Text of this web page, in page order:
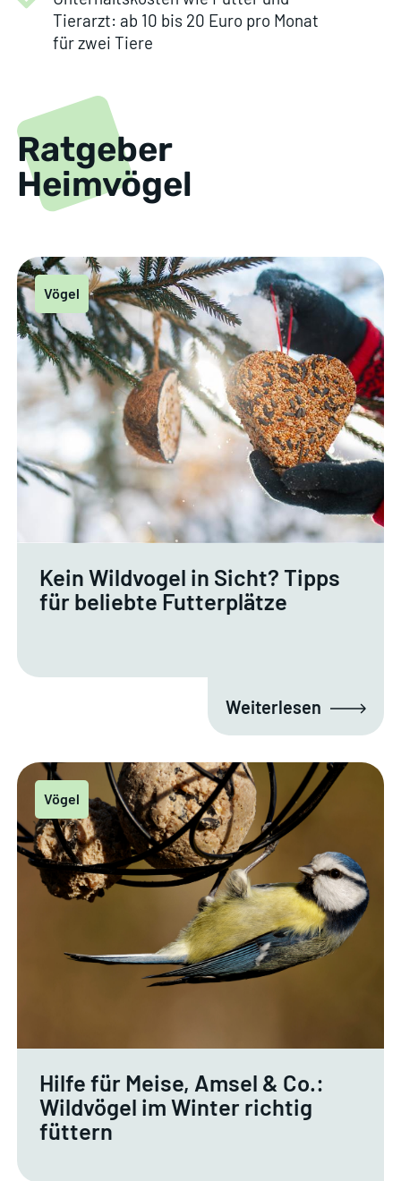
Tierarzt: ab 10 bis 20 Euro pro Monat
für zwei Tiere
Ratgeber
Heimvögel
Vögel
Kein Wildvogel in Sicht? Tipps
für beliebte Futterplätze
Weiterlesen
Vögel
Hilfe für Meise, Amsel & Co.:
Wildvögel im Winter richtig
füttern